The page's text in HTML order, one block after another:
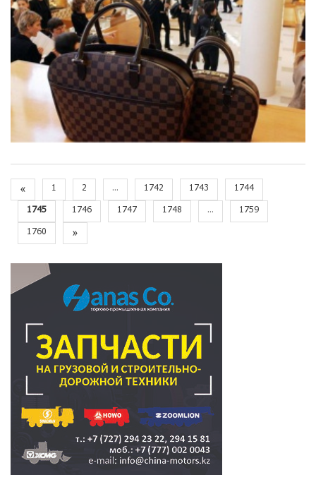
« 1 2 ... 1742 1743
1744
1745
1746 1747 1748 ...
1759
1760
»